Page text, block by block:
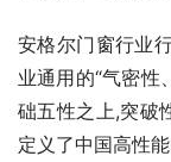
安格尔门窗行业
业通用的“气密性
础五性之上,突破
定义了中国高性